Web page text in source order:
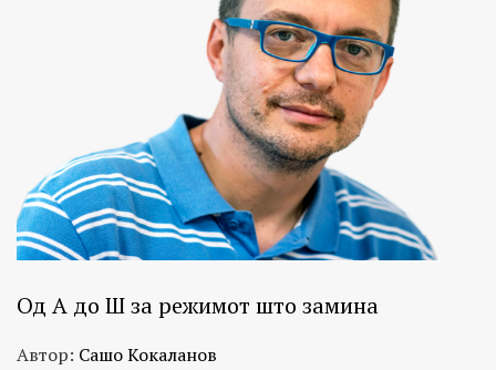
Од А до Ш за режимот што замина
Автор: Сашо Кокаланов